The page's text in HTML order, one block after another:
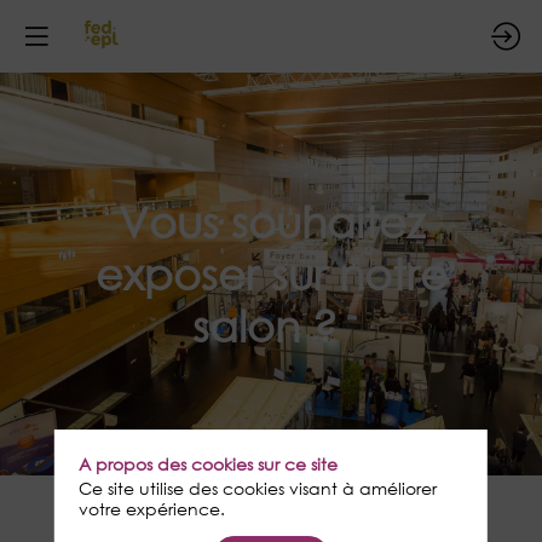
Vous souhaitez
exposer sur notre
salon ?
Réservez dès le 2 février
A propos des cookies sur ce site
Ce site utilise des cookies visant à améliorer
votre expérience.